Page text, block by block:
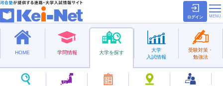
ログイン
HOME 学問情報 大学を探す
大学
入試情報
受験対策・
勉強法